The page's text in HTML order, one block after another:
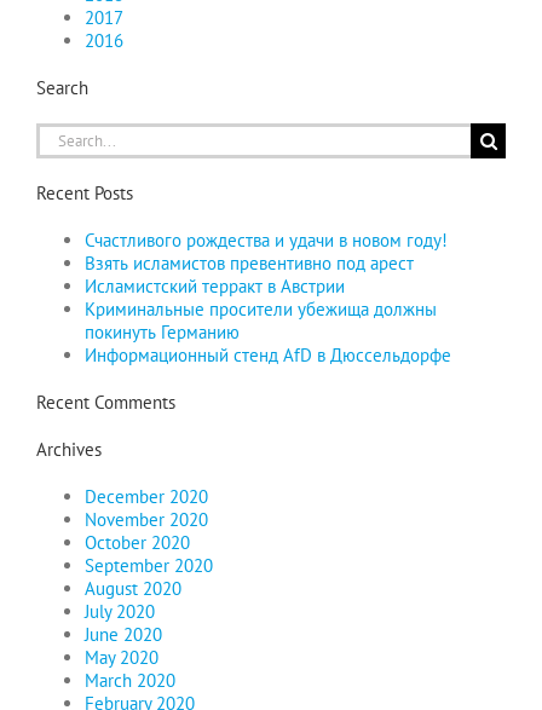
2017
2016
Search
Search
for:
Recent Posts
Счастливого рождества и удачи в новом году!
Взять исламистов превентивно под арест
Исламистский терракт в Австрии
Криминальные просители убежища должны
покинуть Германию
Информационный стенд AfD в Дюссельдорфе
Recent Comments
Archives
December 2020
November 2020
October 2020
September 2020
August 2020
July 2020
June 2020
May 2020
March 2020
February 2020